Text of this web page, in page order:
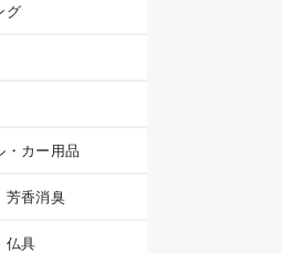
グ
・カー用品
芳香消臭
仏具